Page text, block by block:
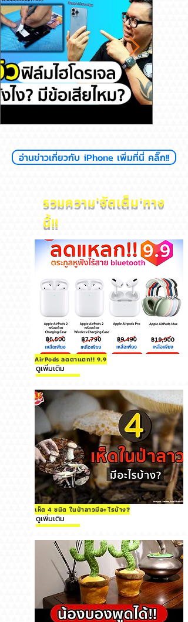
เสียไหม
ไหม?
อ่านข่าวเกี่ยวกับ iPhone เพิ่มที่นี่ คลิ๊ก!!
รวมความ'จัดเต็ม'ทาง
นี้!!
AirPods ลดตาแตก!! 9.9
ดูเพิ่มเติม
เห็ด 4 ชนิด ในป่าลาวมีอะไรบ้าง?
ดูเพิ่มเติม